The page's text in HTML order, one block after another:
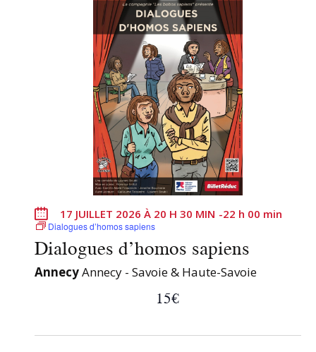
17 JUILLET 2026 À 20 H 30 MIN -22 h 00 min
Dialogues d’homos sapiens
Dialogues d’homos sapiens
AnnecyAnnecy - Savoie & Haute-Savoie
15€